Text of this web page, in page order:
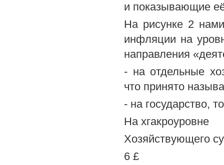
и показывающие
На рисунке 2
инфляции на
направления
- на отдельные
что принято
- на государство,
На хгакроуровне
Хозяйствующего
6 £